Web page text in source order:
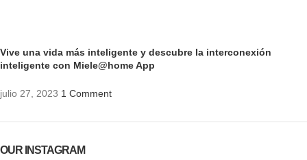
Vive una vida más inteligente y descubre la interconexión
inteligente con Miele@home App
julio 27, 2023 1 Comment
OUR INSTAGRAM